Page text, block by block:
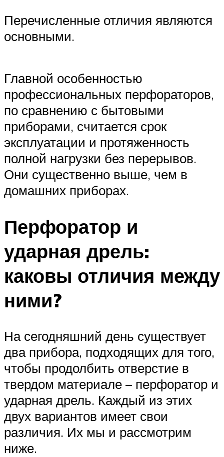
Перечисленные отличия являются
основными.
Главной особенностью
профессиональных перфораторов,
по сравнению с бытовыми
приборами, считается срок
эксплуатации и протяженность
полной нагрузки без перерывов.
Они существенно выше, чем в
домашних приборах.
Перфоратор и
ударная дрель:
каковы отличия между
ними?
На сегодняшний день существует
два прибора, подходящих для того,
чтобы продолбить отверстие в
твердом материале – перфоратор и
ударная дрель. Каждый из этих
двух вариантов имеет свои
различия. Их мы и рассмотрим
ниже.